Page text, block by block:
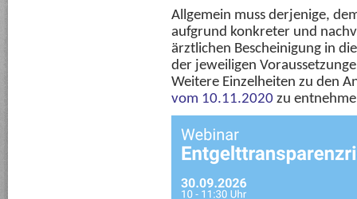
Allgemein muss derjenige,
aufgrund konkreter und
ärztlichen Bescheinigung in
der jeweiligen
Weitere Einzelheiten zu den
vom 10.11.2020 zu